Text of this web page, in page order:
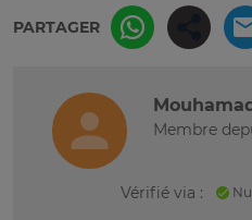
PARTAGER
Membre
Vérifié via :